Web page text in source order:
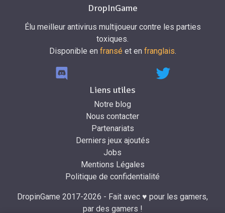
DropInGame
Élu meilleur antivirus multijoueur contre les parties
toxiques.
Disponible en fransé et en franglais.
Liens utiles
Notre blog
Nous contacter
Partenariats
Derniers jeux ajoutés
Jobs
Mentions Légales
Politique de confidentialité
DropinGame 2017-2026 - Fait avec ♥ pour les gamers,
par des gamers !